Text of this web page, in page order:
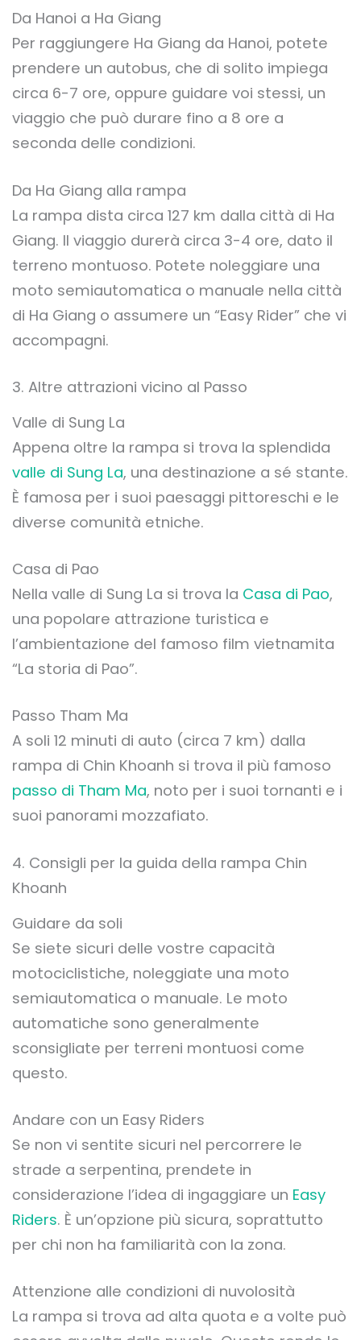
Da Hanoi a Ha Giang
Per raggiungere Ha Giang da Hanoi, potete
prendere un autobus, che di solito impiega
circa 6-7 ore, oppure guidare voi stessi, un
viaggio che può durare fino a 8 ore a
seconda delle condizioni.
Da Ha Giang alla rampa
La rampa dista circa 127 km dalla città di Ha
Giang. Il viaggio durerà circa 3-4 ore, dato il
terreno montuoso. Potete noleggiare una
moto semiautomatica o manuale nella città
di Ha Giang o assumere un “Easy Rider” che vi
accompagni.
3. Altre attrazioni vicino al Passo
Valle di Sung La
Appena oltre la rampa si trova la splendida
valle di Sung La, una destinazione a sé stante.
È famosa per i suoi paesaggi pittoreschi e le
diverse comunità etniche.
Casa di Pao
Nella valle di Sung La si trova la Casa di Pao,
una popolare attrazione turistica e
l’ambientazione del famoso film vietnamita
“La storia di Pao”.
Passo Tham Ma
A soli 12 minuti di auto (circa 7 km) dalla
rampa di Chin Khoanh si trova il più famoso
passo di Tham Ma, noto per i suoi tornanti e i
suoi panorami mozzafiato.
4. Consigli per la guida della rampa Chin
Khoanh
Guidare da soli
Se siete sicuri delle vostre capacità
motociclistiche, noleggiate una moto
semiautomatica o manuale. Le moto
automatiche sono generalmente
sconsigliate per terreni montuosi come
questo.
Andare con un Easy Riders
Se non vi sentite sicuri nel percorrere le
strade a serpentina, prendete in
considerazione l’idea di ingaggiare un Easy
Riders. È un’opzione più sicura, soprattutto
per chi non ha familiarità con la zona.
Attenzione alle condizioni di nuvolosità
La rampa si trova ad alta quota e a volte può